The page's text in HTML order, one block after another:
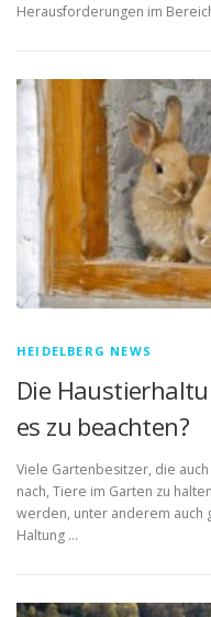
Herausforderungen im
HEIDELBERG NEWS
Die
es zu beachten?
Viele Gartenbesitzer, die
nach, Tiere im Garten zu
werden, unter anderem auch
Haltung …